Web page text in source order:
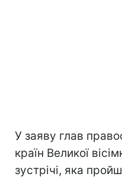
У заяву глав
країн Великої
зустрічі, яка